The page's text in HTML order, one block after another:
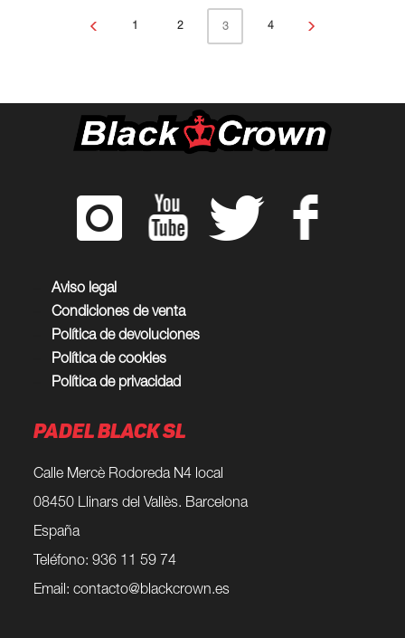
1 2 3 4
Aviso legal
Condiciones de venta
Política de devoluciones
Política de cookies
Política de privacidad
PADEL BLACK SL
Calle Mercè Rodoreda N4 local
08450 Llinars del Vallès. Barcelona
España
Teléfono: 936 11 59 74
Email:contacto@blackcrown.es